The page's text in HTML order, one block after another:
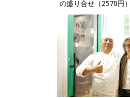
の盛り合せ（2570円）